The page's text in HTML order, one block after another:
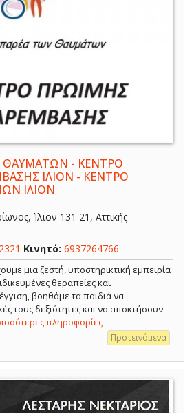
ΘΑΥΜΑΤΩΝ - ΚΕΝΤΡΟ
ΙΛΙΟΝ - ΚΕΝΤΡΟ
ΙΛΙΟΝ
Ίλιον 131 21, Αττικής
Κινητό: 6937264766
μια ζεστή, υποστηρικτική εμπειρία
θεραπείες και
βοηθάμε τα παιδιά να
τους δεξιότητες και να αποκτήσουν
πληροφορίες
Προτεινόμενα